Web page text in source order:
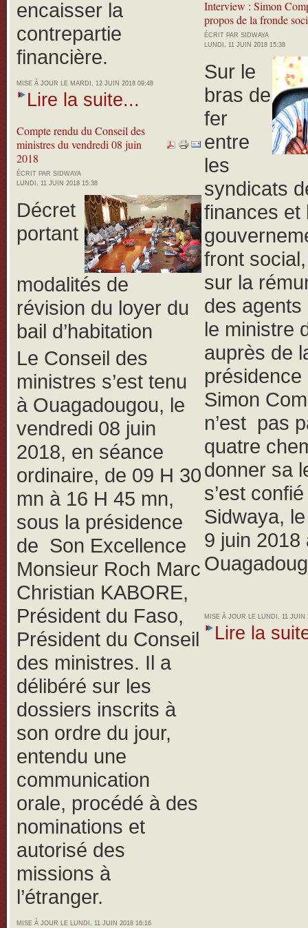
encaisser la
contrepartie
financière.
MISE À JOUR LE MARDI, 12 JUIN 2018 09:48
Lire la suite...
Compte rendu du Conseil des
ministres du vendredi 08 juin
2018
ÉCRIT PAR SIDWAYA
LUNDI, 11 JUIN 2018 15:38
Décret
portant
modalités de
révision du loyer du
bail d’habitation
Le Conseil des
ministres s’est tenu
à Ouagadougou, le
vendredi 08 juin
2018, en séance
ordinaire, de 09 H 30
mn à 16 H 45 mn,
sous la présidence
de Son Excellence
Monsieur Roch Marc
Christian KABORE,
Président du Faso,
Président du Conseil
des ministres. Il a
délibéré sur les
dossiers inscrits à
son ordre du jour,
entendu une
communication
orale, procédé à des
nominations et
autorisé des
missions à
l’étranger.
MISE À JOUR LE LUNDI, 11 JUIN 2018 16:16
Interview : Simon
propos de la fronde
ÉCRIT PAR SIDWAYA
LUNDI, 11 JUIN 2018 15:38
Sur le
bras de
fer
entre
les
syndicats
finances et
front
sur la
des agents
le ministre
auprès de
Simon
n’est pas
quatre
donner sa
s’est
Sidwaya,
9 juin 2018
MISE À JOUR LE LUNDI, 11 JUIN
Lire la